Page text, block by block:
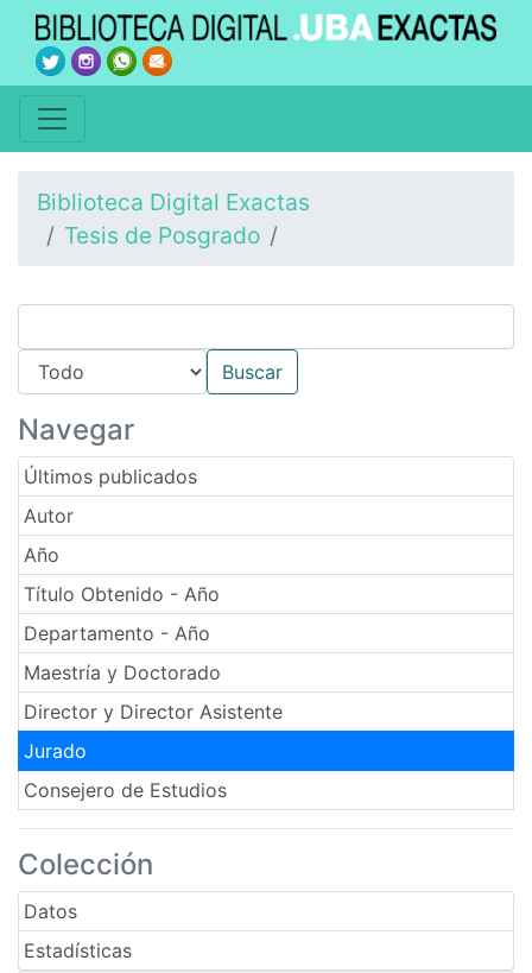
Biblioteca Digital Exactas
Tesis de Posgrado
Navegar
Últimos publicados
Autor
Año
Título Obtenido - Año
Departamento - Año
Maestría y Doctorado
Director y Director Asistente
Jurado
Consejero de Estudios
Colección
Datos
Estadísticas